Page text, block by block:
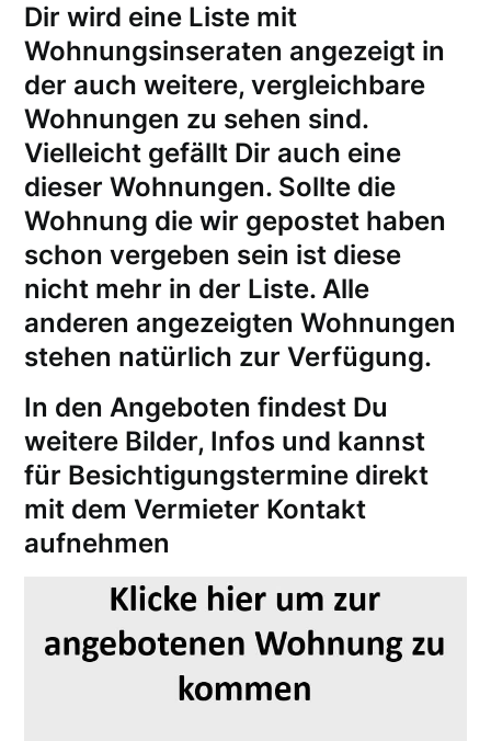
Dir wird eine Liste mit
Wohnungsinseraten angezeigt in
der auch weitere, vergleichbare
Wohnungen zu sehen sind.
Vielleicht gefällt Dir auch eine
dieser Wohnungen. Sollte die
Wohnung die wir gepostet haben
schon vergeben sein ist diese
nicht mehr in der Liste. Alle
anderen angezeigten Wohnungen
stehen natürlich zur Verfügung.
In den Angeboten findest Du
weitere Bilder, Infos und kannst
für Besichtigungstermine direkt
mit dem Vermieter Kontakt
aufnehmen